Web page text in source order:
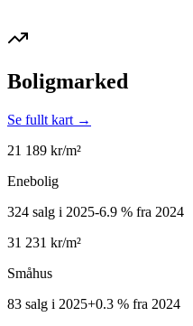
Boligmarked
Se fullt kart →
21 189 kr/m²
Enebolig
324 salg i 2025-6.9 % fra 2024
31 231 kr/m²
Småhus
83 salg i 2025+0.3 % fra 2024